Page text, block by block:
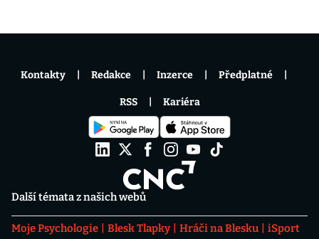
Další témata z našich webů
Moje Psychologie Blesk Tlapky Hráči na Blesku iSport
Kontakty Redakce Inzerce Předplatné
RSS Kariéra